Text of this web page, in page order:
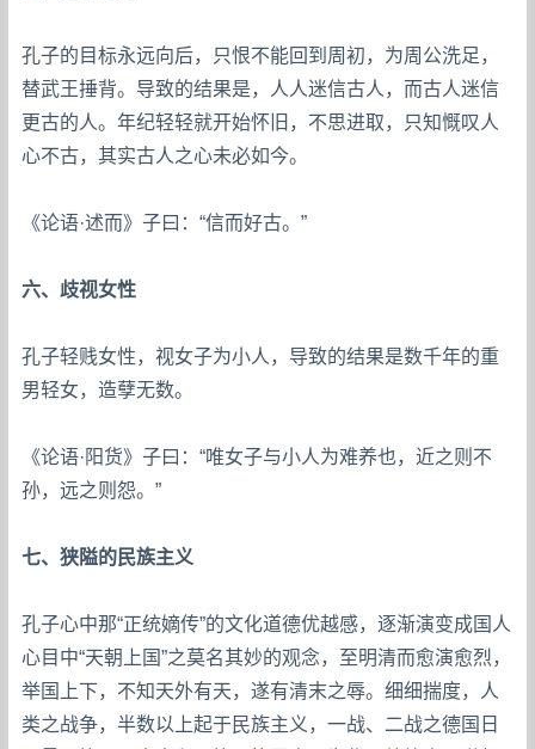
孔子的目标永远向后，只恨不能回到周初，为周公洗足，
替武王捶背。导致的结果是，人人迷信古人，而古人迷信
更古的人。年纪轻轻就开始怀旧，不思进取，只知慨叹人
心不古，其实古人之心未必如今。
《论语·述而》子曰：“信而好古。”
六、歧视女性
孔子轻贱女性，视女子为小人，导致的结果是数千年的重
男轻女，造孽无数。
《论语·阳货》子曰：“唯女子与小人为难养也，近之则不
孙，远之则怨。”
七、狭隘的民族主义
孔子心中那“正统嫡传”的文化道德优越感，逐渐演变成国人
心目中“天朝上国”之莫名其妙的观念，至明清而愈演愈烈，
举国上下，不知天外有天，遂有清末之辱。细细揣度，人
类之战争，半数以上起于民族主义，一战、二战之德国日